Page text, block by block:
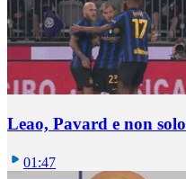
Leao, Pavard e non solo
01:47